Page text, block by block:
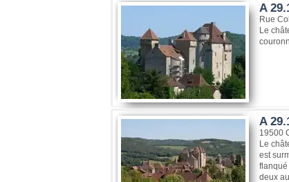
A
Rue
Le
A
19500
Le
est
deux